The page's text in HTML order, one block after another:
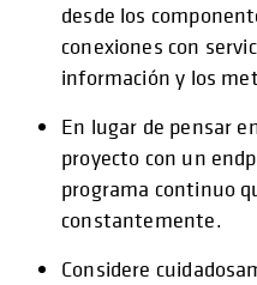
desde los
conexiones con
información y los
En lugar de pensar
proyecto con un
programa continuo
constantemente.
Considere